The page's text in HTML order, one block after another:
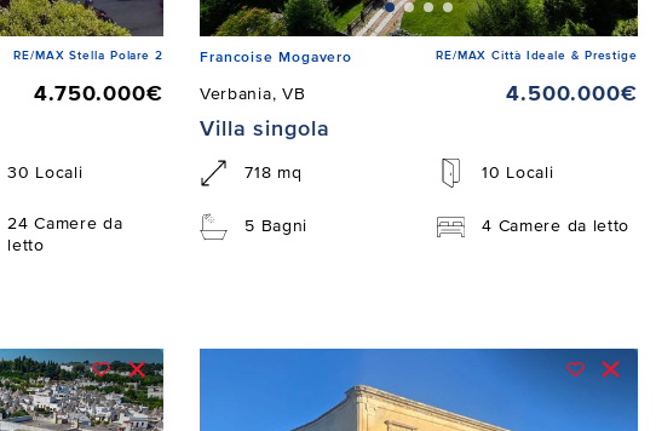
RE/MAX Stella Polare 2
4.750.000€
30 Locali
24 Camere da
letto
Francoise Mogavero RE/MAX Città Ideale & Prestige
Verbania, VB
4.500.000€
Villa singola
718 mq 10 Locali
5 Bagni 4 Camere da letto